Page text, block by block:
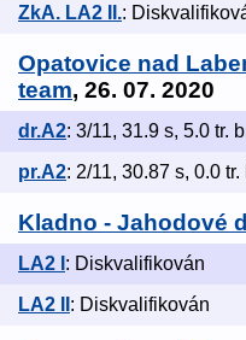
ZkA. LA2 II.:
Opatovice nad
team, 26. 07. 2020
dr.A2: 3/11, 31.9 s, 5.0 tr.
pr.A2: 2/11, 30.87 s, 0.0
Kladno - Jahodové
LA2 I : Diskvalifikován
LA2 II : Diskvalifikován